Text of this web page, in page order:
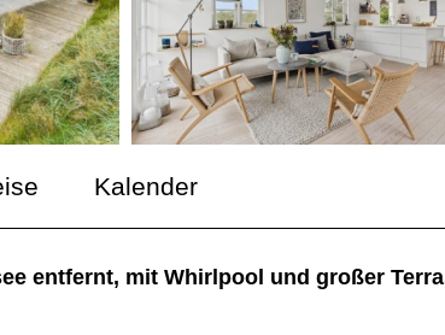
Kalender
entfernt, mit Whirlpool und großer